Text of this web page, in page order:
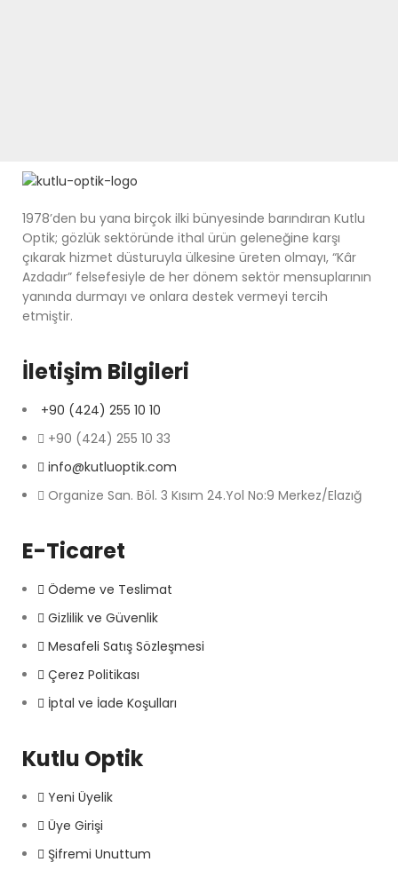
1978’den bu yana birçok ilki bünyesinde barındıran Kutlu
Optik; gözlük sektöründe ithal ürün geleneğine karşı
çıkarak hizmet düsturuyla ülkesine üreten olmayı, “Kâr
Azdadır” felsefesiyle de her dönem sektör mensuplarının
yanında durmayı ve onlara destek vermeyi tercih
etmiştir.
İletişim Bilgileri
+90 (424) 255 10 10
+90 (424) 255 10 33
info@kutluoptik.com
Organize San. Böl. 3 Kısım 24.Yol No:9 Merkez/Elazığ
E-Ticaret
Ödeme ve Teslimat
Gizlilik ve Güvenlik
Mesafeli Satış Sözleşmesi
Çerez Politikası
İptal ve İade Koşulları
Kutlu Optik
Yeni Üyelik
Üye Girişi
Şifremi Unuttum